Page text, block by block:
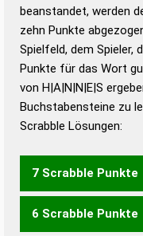
beanstandet, werden
zehn Punkte
Spielfeld, dem Spieler,
Punkte für das Wort
von H|A|N|N|E|S
Buchstabensteine zu
Scrabble Lösungen:
7 Scrabble Punkte
AHNENS SAHNEN
6 Scrabble Punkte